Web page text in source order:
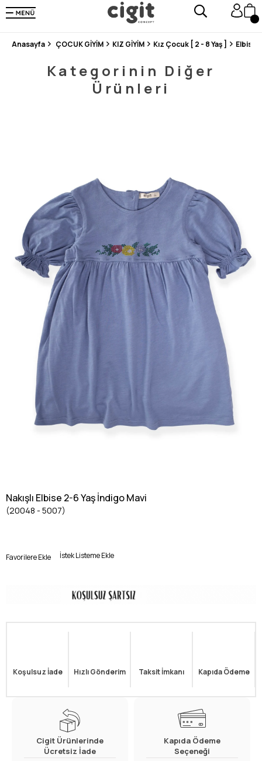
250.000'DEN FAZLA DEĞERLENDİRMEDE 5 ÜZERİNDEN 4.8 PUAN ALDI ⭐⭐⭐⭐⭐
3 MİLYONDAN FAZLA MUTLU MÜŞTERİ ❤️ 10 MİLYON ÜRÜN
Anasayfa ÇOCUK GİYİM KIZ GİYİM Kız Çocuk [ 2 - 8 Yaş ] Elbise
Kategorinin Diğer
Ürünleri
Nakışlı Elbise 2-6 Yaş İndigo Mavi
(20048 - 5007)
Favorilere Ekle İstek Listeme Ekle
Koşulsuz İade Hızlı Gönderim Taksit İmkanı Kapıda Ödeme
Cigit Ürünlerinde
Ücretsiz İade
Kapıda Ödeme
Seçeneği